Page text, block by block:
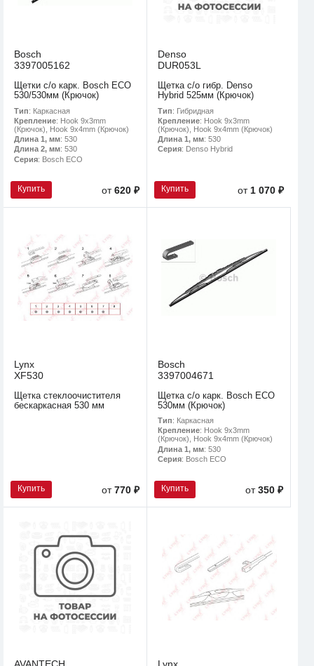
Bosch
3397005162
Щетки с/о карк. Bosch ECO
530/530мм (Крючок)
Тип: Каркасная
Крепление: Hook 9x3mm
(Крючок), Hook 9x4mm (Крючок)
Длина 1, мм: 530
Длина 2, мм: 530
Серия: Bosch ECO
Купить от620 ₽
Denso
DUR053L
Щетка с/о гибр. Denso
Hybrid 525мм (Крючок)
Тип: Гибридная
Крепление: Hook 9x3mm
(Крючок), Hook 9x4mm (Крючок)
Длина 1, мм: 530
Серия: Denso Hybrid
Купить от 1 070 ₽
Lynx
XF530
Щетка стеклоочистителя
бескаркасная 530 мм
Купить от770 ₽
Bosch
3397004671
Щетка с/о карк. Bosch ECO
530мм (Крючок)
Тип: Каркасная
Крепление: Hook 9x3mm
(Крючок), Hook 9x4mm (Крючок)
Длина 1, мм: 530
Серия: Bosch ECO
Купить от350 ₽
AVANTECH Lynx